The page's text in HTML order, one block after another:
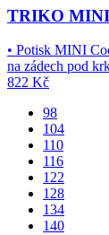
TRIKO MINI
• Potisk MINI
na zádech pod
822 Kč
98
104
110
116
122
128
134
140